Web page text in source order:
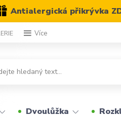
Antialergická přikrývka
Více
Dvoulůžka